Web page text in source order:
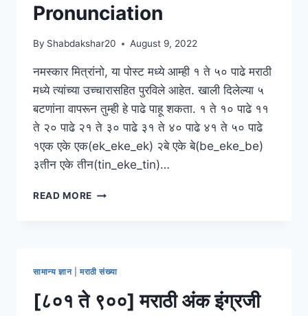
Pronunciation
By Shabdakshar20 August 9, 2022
नमस्कार मित्रांनो, या पोस्ट मध्ये आम्ही १ ते ५० पाढे मराठी
मध्ये त्यांच्या उच्चारासहित पुरविले आहेत. खाली दिलेल्या ५
बटणांना वापरून तुम्ही हे पाढे पाहू शकता. १ ते १० पाढे ११
ते २० पाढे २१ ते ३० पाढे ३१ ते ४० पाढे ४१ ते ५० पाढे
१एक एके एक(ek_eke_ek) २बे एके बे(be_eke_be)
३तीन एके तीन(tin_eke_tin)…
READ MORE १
।
TO
50
सामान्य ज्ञान| मराठी संख्या
[८०१ ते ९००] मराठी अंक इंग्रजी